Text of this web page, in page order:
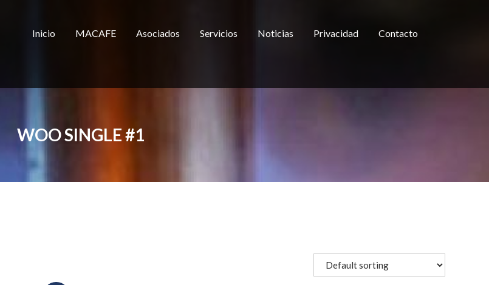
Inicio MACAFE Asociados Servicios Noticias Privacidad Contacto
WOO SINGLE #1